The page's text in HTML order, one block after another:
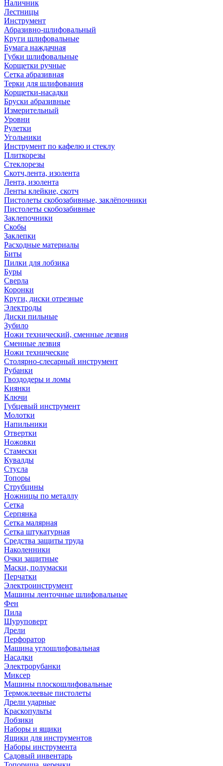
Наличник
Лестницы
Инструмент
Абразивно-шлифовальный
Круги шлифовальные
Бумага наждачная
Губки шлифовальные
Корщетки ручные
Сетка абразивная
Терки для шлифования
Корщетки-насадки
Бруски абразивные
Измерительный
Уровни
Рулетки
Угольники
Инструмент по кафелю и стеклу
Плиткорезы
Стеклорезы
Скотч,лента, изолента
Лента, изолента
Ленты клейкие, скотч
Пистолеты скобозабивные, заклёпочники
Пистолеты скобозабивные
Заклепочники
Скобы
Заклепки
Расходные материалы
Биты
Пилки для лобзика
Буры
Сверла
Коронки
Круги, диски отрезные
Электроды
Диски пильные
Зубило
Ножи технический, сменные лезвия
Сменные лезвия
Ножи технические
Столярно-слесарный инструмент
Рубанки
Гвоздодеры и ломы
Киянки
Ключи
Губцевый инструмент
Молотки
Напильники
Отвертки
Ножовки
Стамески
Кувалды
Стусла
Топоры
Струбцины
Ножницы по металлу
Сетка
Серпянка
Сетка малярная
Сетка штукатурная
Средства защиты труда
Наколенники
Очки защитные
Маски, полумаски
Перчатки
Электроинструмент
Машины ленточные шлифовальные
Фен
Пила
Шуруповерт
Дрели
Перфоратор
Машина углошлифовальная
Насадки
Электрорубанки
Миксер
Машины плоскошлифовальные
Термоклеевые пистолеты
Дрели ударные
Краскопульты
Лобзики
Наборы и ящики
Ящики для инструментов
Наборы инструмента
Садовый инвентарь